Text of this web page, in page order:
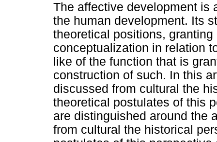
The affective development is
the human development. Its
theoretical positions,
conceptualization in relation
like of the function that is
construction of such. In this
discussed from cultural the
theoretical postulates of this
are distinguished around the
from cultural the historical